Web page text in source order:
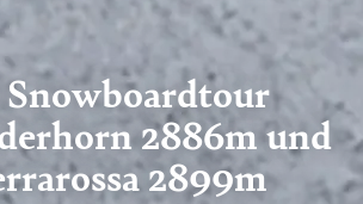
2886m und
2899m